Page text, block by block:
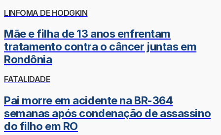
LINFOMA DE HODGKIN
Mãe e filha de 13 anos enfrentam
tratamento contra o câncer juntas em
Rondônia
FATALIDADE
Pai morre em acidente na BR-364
semanas após condenação de assassino
do filho em RO